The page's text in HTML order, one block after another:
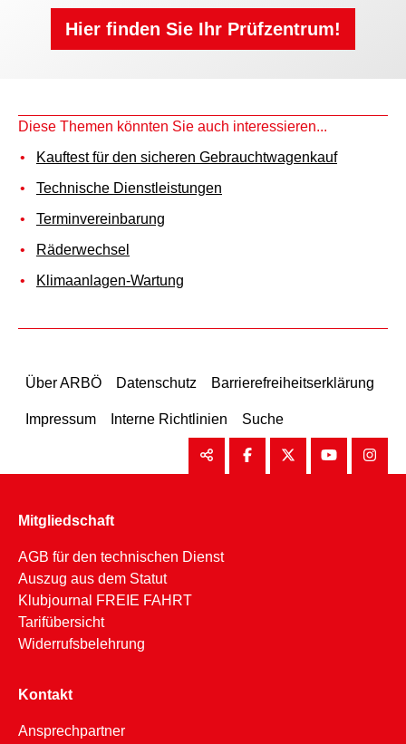
Hier finden Sie Ihr Prüfzentrum!
Diese Themen könnten Sie auch interessieren...
Kauftest für den sicheren Gebrauchtwagenkauf
Technische Dienstleistungen
Terminvereinbarung
Räderwechsel
Klimaanlagen-Wartung
Über ARBÖ Datenschutz Barrierefreiheitserklärung
Impressum Interne Richtlinien Suche
Mitgliedschaft
AGB für den technischen Dienst
Auszug aus dem Statut
Klubjournal FREIE FAHRT
Tarifübersicht
Widerrufsbelehrung
Kontakt
Ansprechpartner